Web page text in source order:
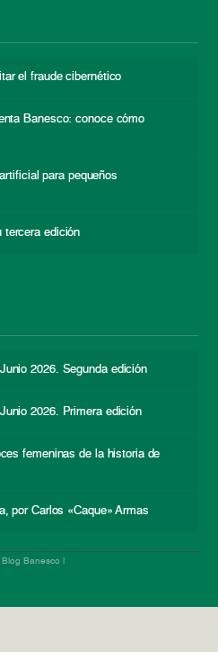
el fraude cibernético
Banesco: conoce cómo
para pequeños
tercera edición
2026. Segunda edición
2026. Primera edición
femeninas de la historia de
por Carlos «Caque» Armas
Banesco |